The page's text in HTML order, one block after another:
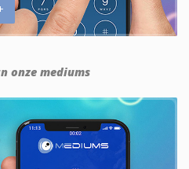
onze mediums